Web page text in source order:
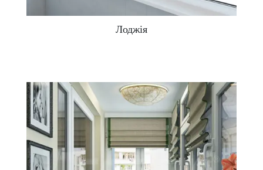
припустимо, робочий кабінет або зону відпочинку.
Вітається використання просунутих профільних
також утеплити стіни, підлоги, стелі, забезпечити
додатковий обігрів.
В окремий варіант варто винести
французьке скління.При ньому попередньо
демонтується парапет, при необхідності
Лоджія